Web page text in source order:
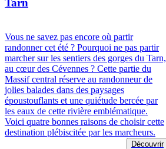
Tarn
Vous ne savez pas encore où partir
randonner cet été ? Pourquoi ne pas partir
marcher sur les sentiers des gorges du Tarn,
au cœur des Cévennes ? Cette partie du
Massif central réserve au randonneur de
jolies balades dans des paysages
époustouflants et une quiétude bercée par
les eaux de cette rivière emblématique.
Voici quatre bonnes raisons de choisir cette
destination plébiscitée par les marcheurs.
Découvrir